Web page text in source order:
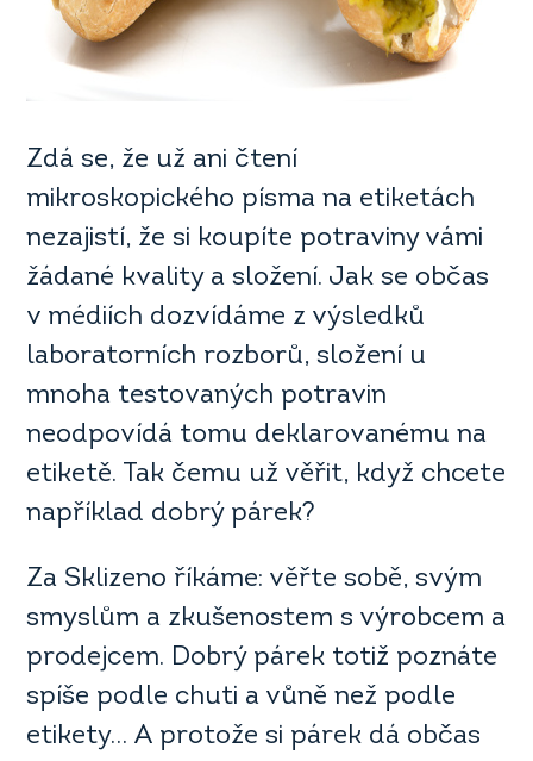
Zdá se, že už ani čtení
mikroskopického písma na etiketách
nezajistí, že si koupíte potraviny vámi
žádané kvality a složení. Jak se občas
v médiích dozvídáme z výsledků
laboratorních rozborů, složení u
mnoha testovaných potravin
neodpovídá tomu deklarovanému na
etiketě. Tak čemu už věřit, když chcete
například dobrý párek?
Za Sklizeno říkáme: věřte sobě, svým
smyslům a zkušenostem s výrobcem a
prodejcem. Dobrý párek totiž poznáte
spíše podle chuti a vůně než podle
etikety… A protože si párek dá občas